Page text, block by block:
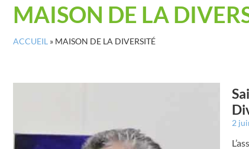
MAISON DE LA
ACCUEIL » MAISON DE LA DIVERSITÉ
2